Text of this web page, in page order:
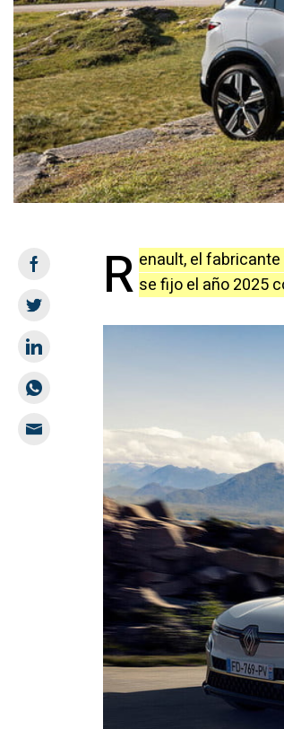
R enault, el
se fijo el año 2025